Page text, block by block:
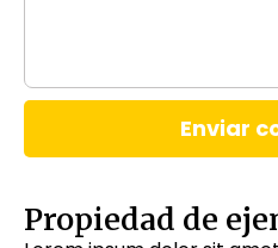
Propiedad de
Enviar